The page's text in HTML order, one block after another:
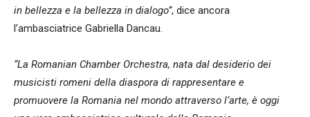
in bellezza e la bellezza in dialogo”, dice ancora
l’ambasciatrice Gabriella Dancau.
“La Romanian Chamber Orchestra, nata dal desiderio dei
musicisti romeni della diaspora di rappresentare e
promuovere la Romania nel mondo attraverso l’arte, è oggi